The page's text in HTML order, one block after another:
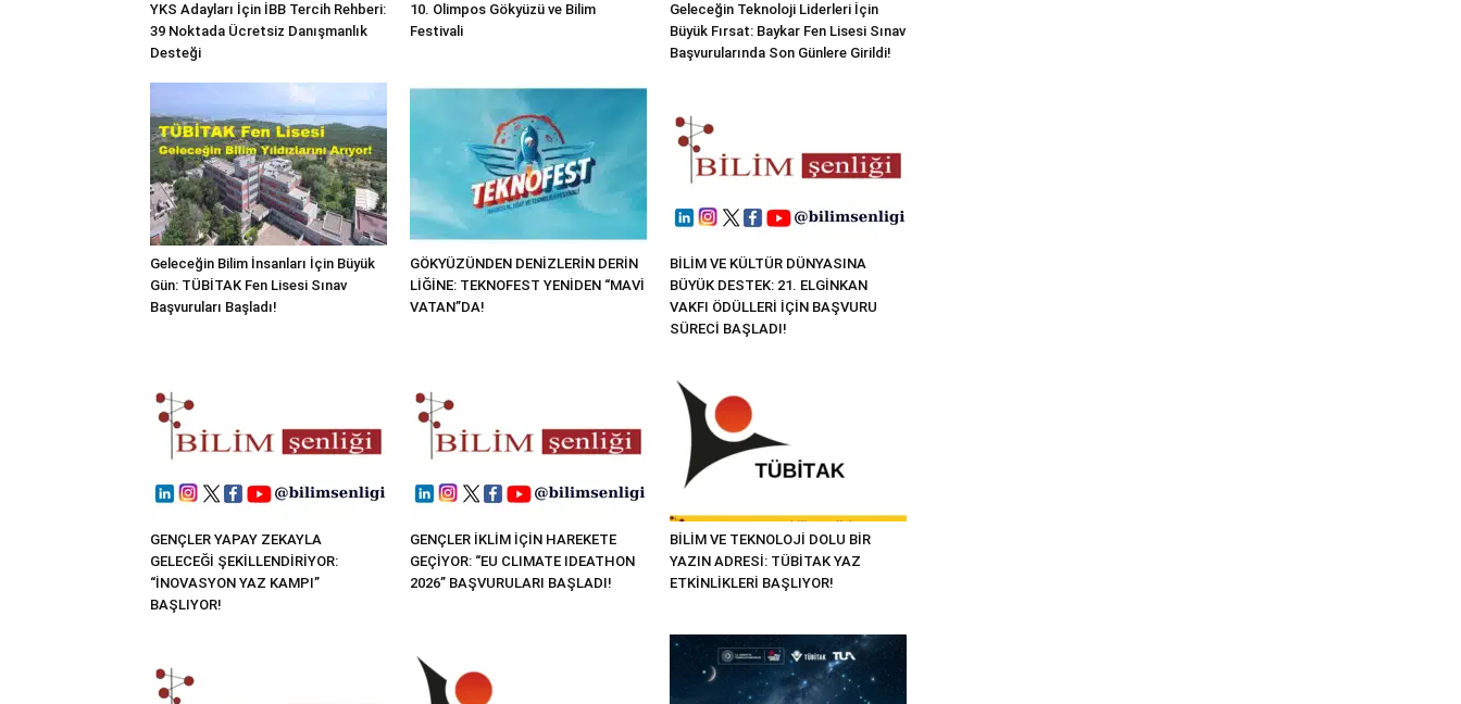
YKS Adayları İçin İBB Tercih Rehberi:
39 Noktada Ücretsiz Danışmanlık
Desteği
10. Olimpos Gökyüzü ve Bilim
Festivali
Geleceğin Teknoloji Liderleri İçin
Büyük Fırsat: Baykar Fen Lisesi Sınav
Başvurularında Son Günlere Girildi!
Geleceğin Bilim İnsanları İçin Büyük
Gün: TÜBİTAK Fen Lisesi Sınav
Başvuruları Başladı!
GÖKYÜZÜNDEN DENİZLERİN DERİN
LİĞİNE: TEKNOFEST YENİDEN “MAVİ
VATAN”DA!
BİLİM VE KÜLTÜR DÜNYASINA
BÜYÜK DESTEK: 21. ELGİNKAN
VAKFI ÖDÜLLERİ İÇİN BAŞVURU
SÜRECİ BAŞLADI!
GENÇLER YAPAY ZEKAYLA
GELECEĞİ ŞEKİLLENDİRİYOR:
“İNOVASYON YAZ KAMPI”
BAŞLIYOR!
GENÇLER İKLİM İÇİN HAREKETE
GEÇİYOR: “EU CLIMATE IDEATHON
2026” BAŞVURULARI BAŞLADI!
BİLİM VE TEKNOLOJİ DOLU BİR
YAZIN ADRESİ: TÜBİTAK YAZ
ETKİNLİKLERİ BAŞLIYOR!